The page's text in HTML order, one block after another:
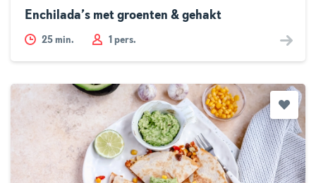
Enchilada’s met groenten & gehakt
25 min. 1 pers.